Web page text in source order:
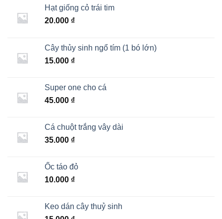
Hạt giống cỏ trái tim
20.000 ₫
Cây thủy sinh ngổ tím (1 bó lớn)
15.000 ₫
Super one cho cá
45.000 ₫
Cá chuột trắng vây dài
35.000 ₫
Ốc táo đỏ
10.000 ₫
Keo dán cây thuỷ sinh